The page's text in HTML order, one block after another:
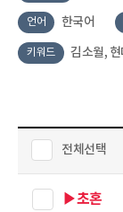
언어 한국어
키워드 김소월, 현
전체선택
▶초혼